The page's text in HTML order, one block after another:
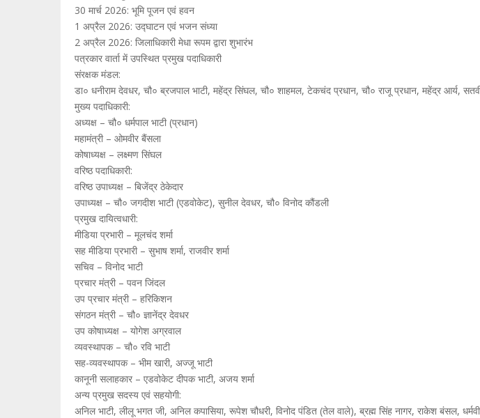
30 मार्च 2026: भूमि पूजन एवं हवन
1 अप्रैल 2026: उद्घाटन एवं भजन संध्या
2 अप्रैल 2026: जिलाधिकारी मेधा रूपम द्वारा शुभारंभ
पत्रकार वार्ता में उपस्थित प्रमुख पदाधिकारी
संरक्षक मंडल:
डा० धनीराम देवधर, चौ० ब्रजपाल भाटी, महेंद्र सिंघल, चौ० शाहमल, टेकचंद प्रधान, चौ० राजू प्रधान, महेंद्र आर्य,
मुख्य पदाधिकारी:
अध्यक्ष – चौ० धर्मपाल भाटी (प्रधान)
महामंत्री – ओमवीर बैंसला
कोषाध्यक्ष – लक्ष्मण सिंघल
वरिष्ठ पदाधिकारी:
वरिष्ठ उपाध्यक्ष – बिजेंद्र ठेकेदार
उपाध्यक्ष – चौ० जगदीश भाटी (एडवोकेट), सुनील देवधर, चौ० विनोद कौंडली
प्रमुख दायित्वधारी:
मीडिया प्रभारी – मूलचंद शर्मा
सह मीडिया प्रभारी – सुभाष शर्मा, राजवीर शर्मा
सचिव – विनोद भाटी
प्रचार मंत्री – पवन जिंदल
उप प्रचार मंत्री – हरिकिशन
संगठन मंत्री – चौ० ज्ञानेंद्र देवधर
उप कोषाध्यक्ष – योगेश अग्रवाल
व्यवस्थापक – चौ० रवि भाटी
सह-व्यवस्थापक – भीम खारी, अज्जू भाटी
कानूनी सलाहकार – एडवोकेट दीपक भाटी, अजय शर्मा
अन्य प्रमुख सदस्य एवं सहयोगी:
अनिल भाटी, लीलू भगत जी, अनिल कपासिया, रूपेश चौधरी, विनोद पंडित (तेल वाले), ब्रह्म सिंह नागर, राकेश बंसल,